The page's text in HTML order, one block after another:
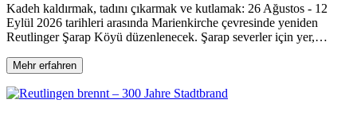
Kadeh kaldırmak, tadını çıkarmak ve kutlamak: 26 Ağustos - 12
Eylül 2026 tarihleri arasında Marienkirche çevresinde yeniden
Reutlinger Şarap Köyü düzenlenecek. Şarap severler için yer,…
Mehr erfahren